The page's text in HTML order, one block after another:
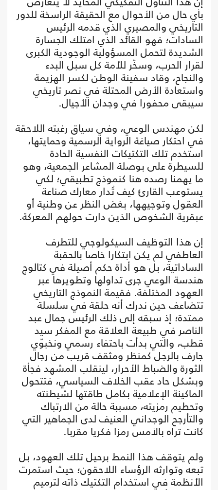
بأي حال من الأحوال مع الحقيقة الراسخة للدور
التاريخي والمصيري الذي قدمه الرئيس
السادات؛ فهو القائد الذي امتلك الجسارة
الشديدة لتحمل المسؤولية الوجودية الكبرى
لقرار الحرب، وسخّر للأمة كل سبل البدء
والنجاح، وقاد سفينة الوطن لكسر الهزيمة
واستعادة الأرض المحتلة في نصر تاريخي
سيبقى محفورا في وجدان الأجيال.
لكن مهندس الوعي، وفي سياق رغبته اللاحقة
في احتكار صياغة الرواية الرسمية وحمايتها،
استخدم تلك التكتيكات النفسية الحادة
للسيطرة على بوصلة المشاعر الجمعية، وهو
ما يهمنا رصده هنا كنموذج تطبيقي؛ لكي
يستوعب القارئ كيف تُدار معارك صناعة
العقول وتوجيهها، بغض النظر عن وطنية أو
عبقرية الشخوص الذين دارت حولهم المعركة.
إن هذا التوظيف السيكولوجي للتطرف
العاطفي لم يكن ابتكارا خاصا بالحقبة
الساداتية، بل هو أداة حكم أصيلة في كتالوج
هندسة الوعي جرى تداولها وتطويرها عبر
العهود المختلفة. فقيمة النموذج التاريخي
تتضاعف حين ندرك أنه حلقة في سلسلة
ممتدة؛ إذ سبقه إلى ذلك الرئيس جمال عبد
الناصر في طبيعة العلاقة مع المفكر سيد
قطب، والتي بدأت باحتفاء رسمي ونخبوّي
جارف بالرجل كمنظر ومثقف قريب من رجال
الثورة والضباط الأحرار، لينقلب المشهد فجأة
وبشكل حاد عقب الخلاف السياسي، فتتحول
الماكينة الإعلامية بكامل طاقتها لشيطنته
وتحطيم رمزيته، مسببة حالة من الارتباك
والتأرجح الوجداني العنيف لدى الجماهير التي
كانت تراه بالأمس رمزا فكريا مقربا.
ولم يتوقف هذا النمط برحيل تلك العهود، بل
تبعه وتوارثه الرؤساء اللاحقون؛ حيث استمرت
الأنظمة في استخدام التكتيك ذاته لترميم